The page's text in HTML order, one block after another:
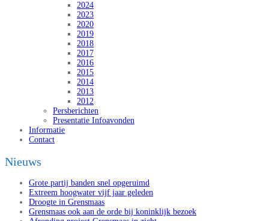
2024
2023
2020
2019
2018
2017
2016
2015
2014
2013
2012
Persberichten
Presentatie Infoavonden
Informatie
Contact
Nieuws
Grote partij banden snel opgeruimd
Extreem hoogwater vijf jaar geleden
Droogte in Grensmaas
Grensmaas ook aan de orde bij koninklijk bezoek